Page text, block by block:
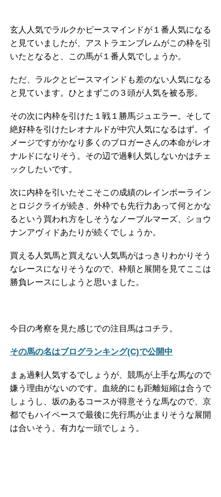
玄人人気でラルクかピースマインドが１番人気になる
と見ていましたが、アストラエンブレムがこの枠を引
いたとなると、この馬が１番人気でしょうか。
ただ、ラルクとピースマインドも差のない人気になる
と見ています。ひとまずこの３頭が人気を被る形。
その次に内枠を引けた１戦１勝馬ジュエラー。そして
絶好枠を引けたレオナルドが中穴人気になるはず。イ
メージですがかなり多くのブロガーさんの本命がレオ
ナルドになりそう。その辺で過剰人気しないかはチェ
ックしたいです。
次に内枠を引いたそこそこの成績のレインボーライン
とロジクライが続き、外枠でも先行力あって何とかな
るという買われ方をしそうなノーブルマーズ、ショウ
ナンアヴィドあたりが続くでしょうか。
買える人気馬と買えない人気馬がはっきりわかりそう
なレースになりそうなので、枠順と展開を見てここは
勝負レースにしようと思いました。
今日の考察を見た感じでの注目馬はコチラ。
その馬の名はブログランキング(C)で公開中
まぁ過剰人気するでしょうが、競馬が上手な馬なので
嫌う理由がないのです。血統的にも距離短縮は合うで
しょうし、坂のあるコースが得意そうな馬なので、京
都でもハイペースで最後に先行馬が止まりそうな展開
は合いそう。有力な一頭でしょう。